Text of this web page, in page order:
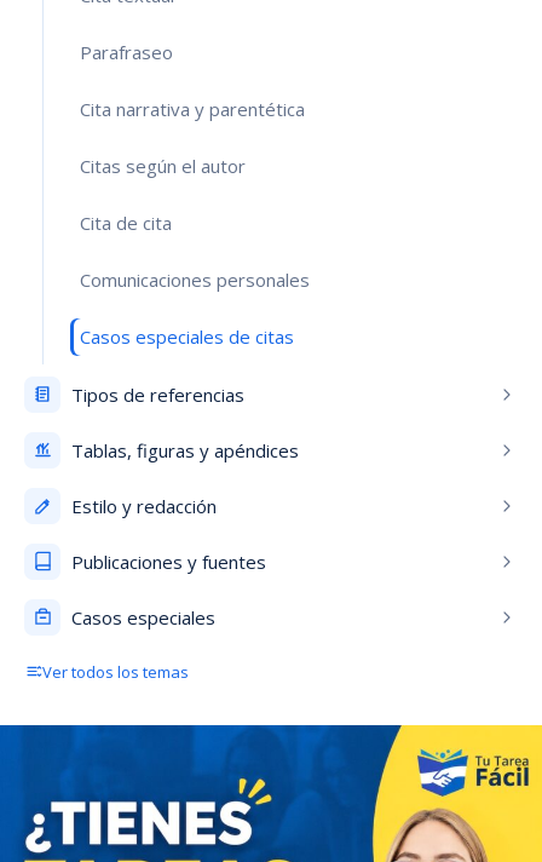
Parafraseo
Cita narrativa y parentética
Citas según el autor
Cita de cita
Comunicaciones personales
Casos especiales de citas
Tipos de referencias
Tablas, figuras y apéndices
Estilo y redacción
Publicaciones y fuentes
Casos especiales
Ver todos los temas